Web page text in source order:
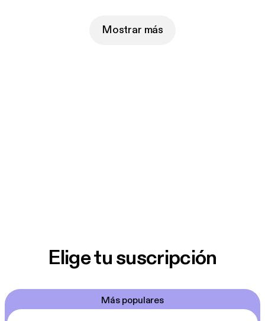
Mostrar más
Elige tu suscripción
Más populares